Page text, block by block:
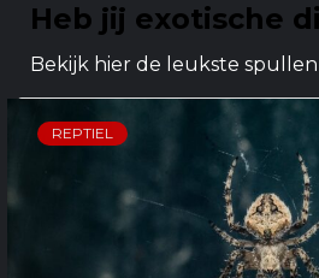
Heb jij exotische
Bekijk hier de leukste spullen
REPTIEL